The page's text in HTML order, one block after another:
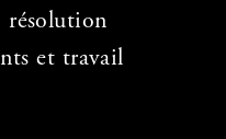
résolution
et travail